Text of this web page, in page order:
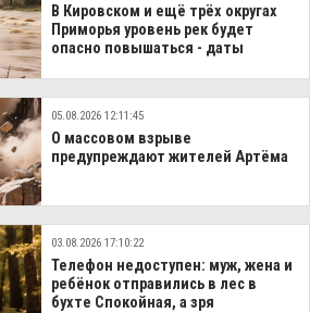
В Кировском и ещё трёх округах
Приморья уровень рек будет
опасно повышаться - даты
05.08.2026 12:11:45
О массовом взрыве
предупреждают жителей Артёма
03.08.2026 17:10:22
Телефон недоступен: муж, жена и
ребёнок отправились в лес в
бухте Спокойная, а зря